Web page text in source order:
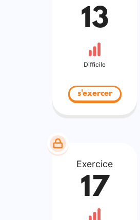
13
Difficile
s'exercer
Exercice
17